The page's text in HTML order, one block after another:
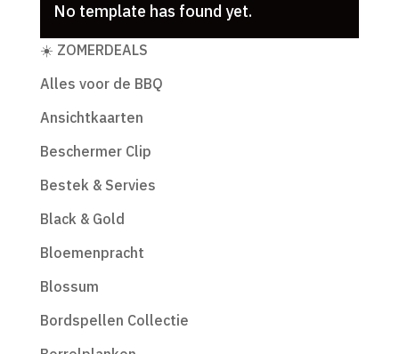
No template has found yet.
Productcategorieën
☀️ ZOMERDEALS
Alles voor de BBQ
Ansichtkaarten
Beschermer Clip
Bestek & Servies
Black & Gold
Bloemenpracht
Blossum
Bordspellen Collectie